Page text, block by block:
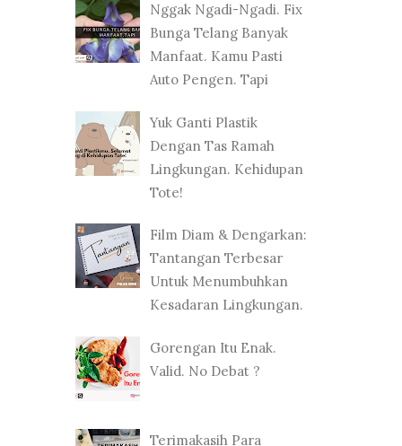
Nggak Ngadi-Ngadi. Fix
Bunga Telang Banyak
Manfaat. Kamu Pasti
Auto Pengen. Tapi
Yuk Ganti Plastik
Dengan Tas Ramah
Lingkungan. Kehidupan
Tote!
Film Diam & Dengarkan:
Tantangan Terbesar
Untuk Menumbuhkan
Kesadaran Lingkungan.
Gorengan Itu Enak.
Valid. No Debat ?
Terimakasih Para